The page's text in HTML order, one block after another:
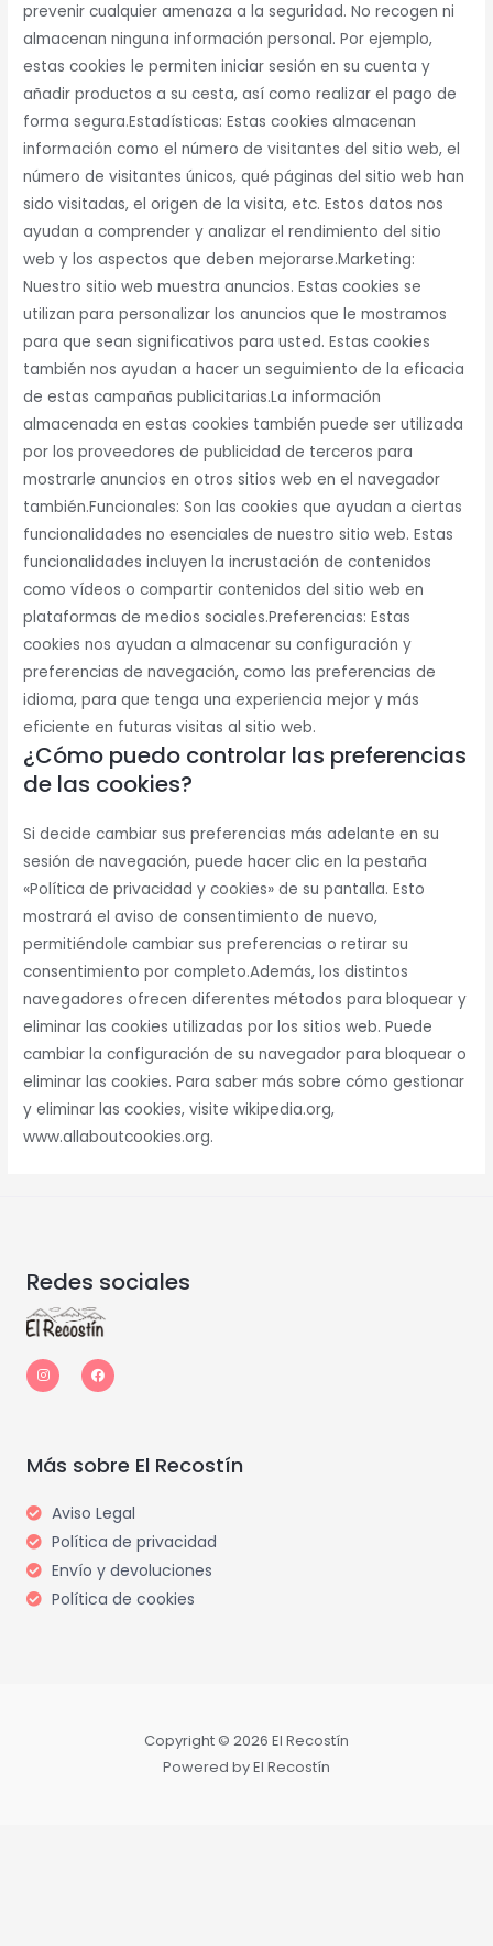
prevenir cualquier amenaza a la seguridad. No recogen ni
almacenan ninguna información personal. Por ejemplo,
estas cookies le permiten iniciar sesión en su cuenta y
añadir productos a su cesta, así como realizar el pago de
forma segura.Estadísticas: Estas cookies almacenan
información como el número de visitantes del sitio web, el
número de visitantes únicos, qué páginas del sitio web han
sido visitadas, el origen de la visita, etc. Estos datos nos
ayudan a comprender y analizar el rendimiento del sitio
web y los aspectos que deben mejorarse.Marketing:
Nuestro sitio web muestra anuncios. Estas cookies se
utilizan para personalizar los anuncios que le mostramos
para que sean significativos para usted. Estas cookies
también nos ayudan a hacer un seguimiento de la eficacia
de estas campañas publicitarias.La información
almacenada en estas cookies también puede ser utilizada
por los proveedores de publicidad de terceros para
mostrarle anuncios en otros sitios web en el navegador
también.Funcionales: Son las cookies que ayudan a ciertas
funcionalidades no esenciales de nuestro sitio web. Estas
funcionalidades incluyen la incrustación de contenidos
como vídeos o compartir contenidos del sitio web en
plataformas de medios sociales.Preferencias: Estas
cookies nos ayudan a almacenar su configuración y
preferencias de navegación, como las preferencias de
idioma, para que tenga una experiencia mejor y más
eficiente en futuras visitas al sitio web.
¿Cómo puedo controlar las preferencias
de las cookies?
Si decide cambiar sus preferencias más adelante en su
sesión de navegación, puede hacer clic en la pestaña
«Política de privacidad y cookies» de su pantalla. Esto
mostrará el aviso de consentimiento de nuevo,
permitiéndole cambiar sus preferencias o retirar su
consentimiento por completo.Además, los distintos
navegadores ofrecen diferentes métodos para bloquear y
eliminar las cookies utilizadas por los sitios web. Puede
cambiar la configuración de su navegador para bloquear o
eliminar las cookies. Para saber más sobre cómo gestionar
y eliminar las cookies, visite wikipedia.org,
www.allaboutcookies.org.
Redes sociales
n
s
t
m
a
c
e
Más sobre El Recostín
Aviso Legal
Política de privacidad
Envío y devoluciones
Política de cookies
Copyright © 2026 El Recostín
Powered by El Recostín